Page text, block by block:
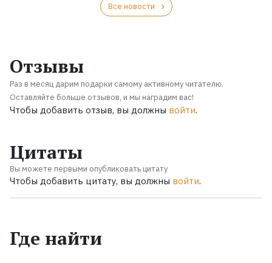
Все новости
Отзывы
Раз в месяц дарим подарки самому активному читателю.
Оставляйте больше отзывов, и мы наградим вас!
Чтобы добавить отзыв, вы должны войти.
Цитаты
Вы можете первыми опубликовать цитату
Чтобы добавить цитату, вы должны войти.
Где найти